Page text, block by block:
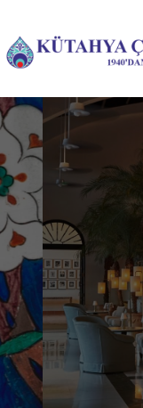
Bar
Cafe,
çalışmalar